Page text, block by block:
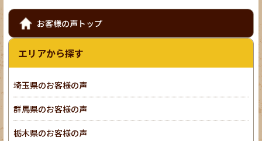
お客様の声トップ
エリアから探す
埼玉県のお客様の声
群馬県のお客様の声
栃木県のお客様の声